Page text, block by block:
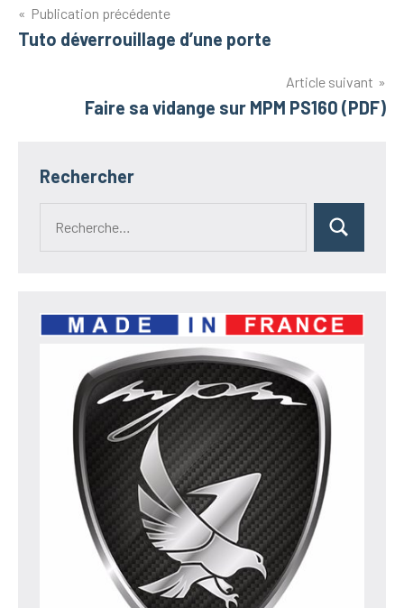
Navigation
de
Publication précédente
Tuto déverrouillage d’une porte
Article suivant
Faire sa vidange sur MPM PS160 (PDF)
Rechercher
Rechercher